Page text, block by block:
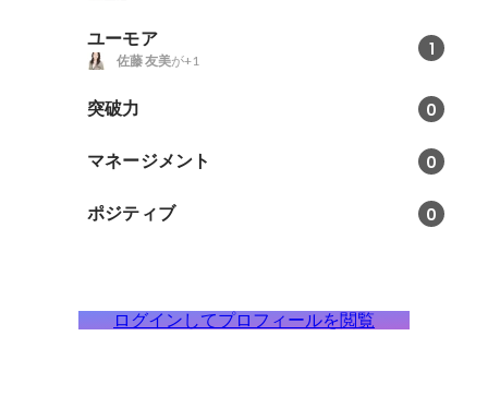
ユーモア 1
佐藤 友美が+1
突破力 0
マネージメント 0
ポジティブ 0
ログインしてプロフィールを閲覧